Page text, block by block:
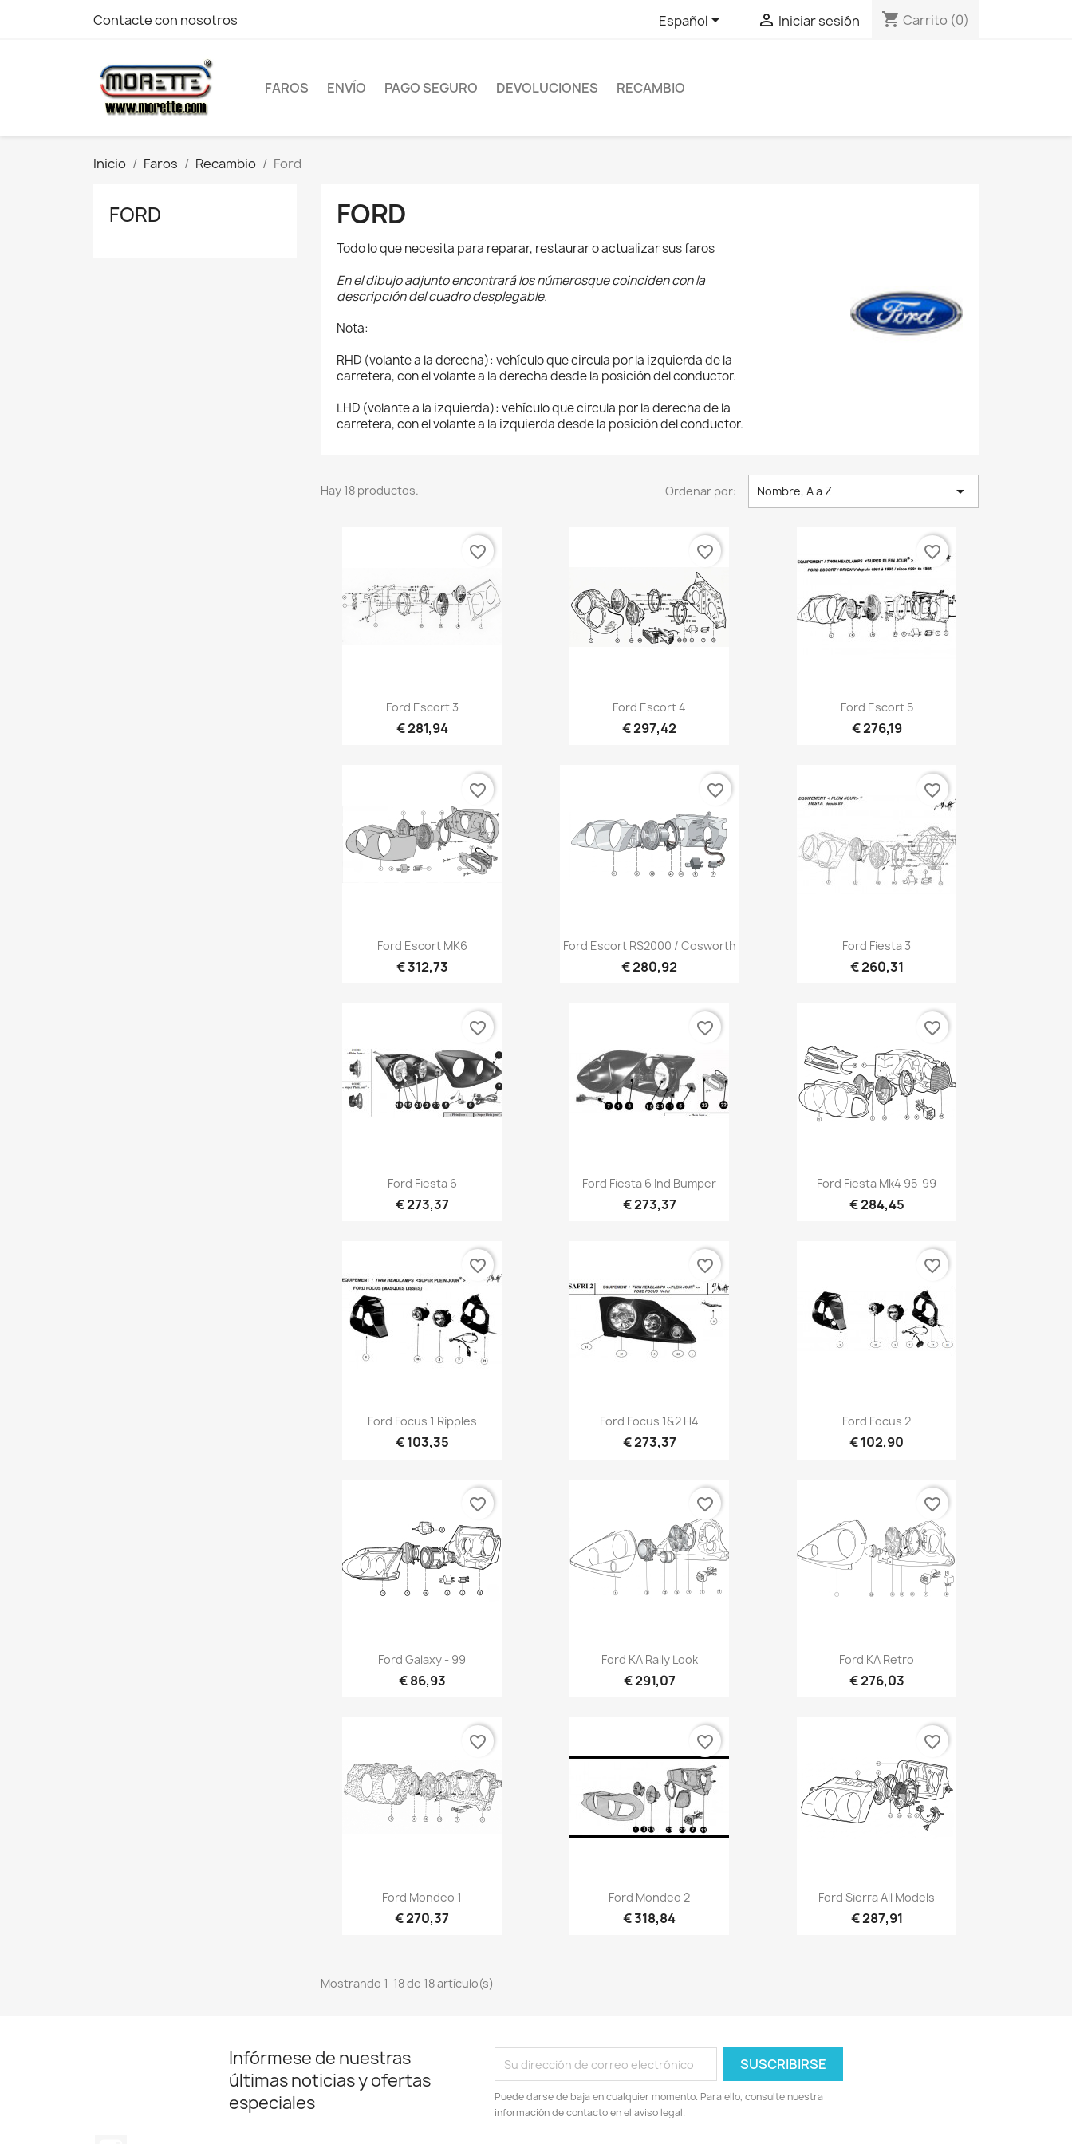
Contacte con nosotros Español  Iniciar sesión shopping_cart Carrito (0)
FAROS ENVÍO PAGO SEGURO DEVOLUCIONES RECAMBIO
Inicio Faros Recambio Ford
FORD FORD
Todo lo que necesita para reparar, restaurar o actualizar sus faros
En el dibujo adjunto encontrará los númerosque coinciden con la
descripción del cuadro desplegable.
Nota:
RHD (volante a la derecha): vehículo que circula por la izquierda de la
carretera, con el volante a la derecha desde la posición del conductor.
LHD (volante a la izquierda): vehículo que circula por la derecha de la
carretera, con el volante a la izquierda desde la posición del conductor.
Hay 18 productos. Ordenar por: Nombre, A a Z 
Vista rápida
Ford Escort 3
€ 281,94
favorite_border
Vista rápida
Ford Escort 4
€ 297,42
favorite_border
Vista rápida
Ford Escort 5
€ 276,19
favorite_border
Vista rápida
Ford Escort MK6
€ 312,73
favorite_border
Vista rápida
Ford Escort RS2000 / Cosworth
€ 280,92
favorite_border
Vista rápida
Ford Fiesta 3
€ 260,31
favorite_border
Vista rápida
Ford Fiesta 6
€ 273,37
favorite_border
Vista rápida
Ford Fiesta 6 Ind Bumper
€ 273,37
favorite_border
Vista rápida
Ford Fiesta Mk4 95-99
€ 284,45
favorite_border
 Vista rápida
Ford Focus 1 Ripples
€ 103,35
favorite_border
Vista rápida
Ford Focus 1&2 H4
€ 273,37
favorite_border
Vista rápida
Ford Focus 2
€ 102,90
favorite_border
Vista rápida
Ford Galaxy - 99
€ 86,93
favorite_border
Vista rápida
Ford KA Rally Look
€ 291,07
favorite_border
Vista rápida
Ford KA Retro
€ 276,03
favorite_border
Vista rápida
Ford Mondeo 1
€ 270,37
favorite_border
Vista rápida
Ford Mondeo 2
€ 318,84
favorite_border
Vista rápida
Ford Sierra All Models
€ 287,91
favorite_border
Mostrando 1-18 de 18 artículo(s)
Infórmese de nuestras
últimas noticias y ofertas
especiales
Puede darse de baja en cualquier momento. Para ello, consulte nuestra
información de contacto en el aviso legal.